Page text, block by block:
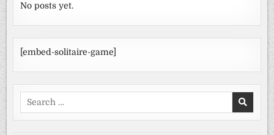
No posts yet.
[embed-solitaire-game]
Search
for: